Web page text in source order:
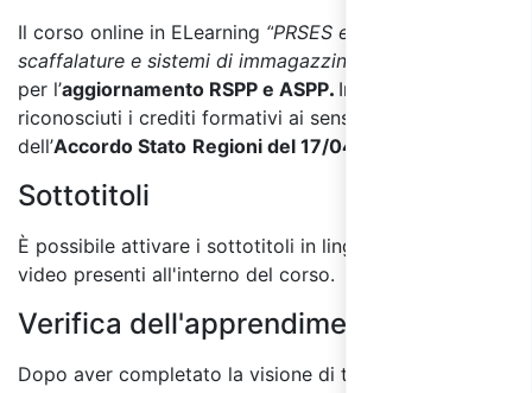
Il corso online in ELearning “PRSES e sicurezza delle
scaffalature e sistemi di immagazzinaggio
per l’aggiornamento RSPP e ASPP. Inoltre, sono
riconosciuti i crediti formativi ai sensi dell’Allegato III
dell’Accordo Stato Regioni del 17/04/2025
Sottotitoli
È possibile attivare i sottotitoli in lingua italiana per i
video presenti all'interno del corso.
Verifica dell'apprendimento:
Dopo aver completato la visione di tutti i moduli